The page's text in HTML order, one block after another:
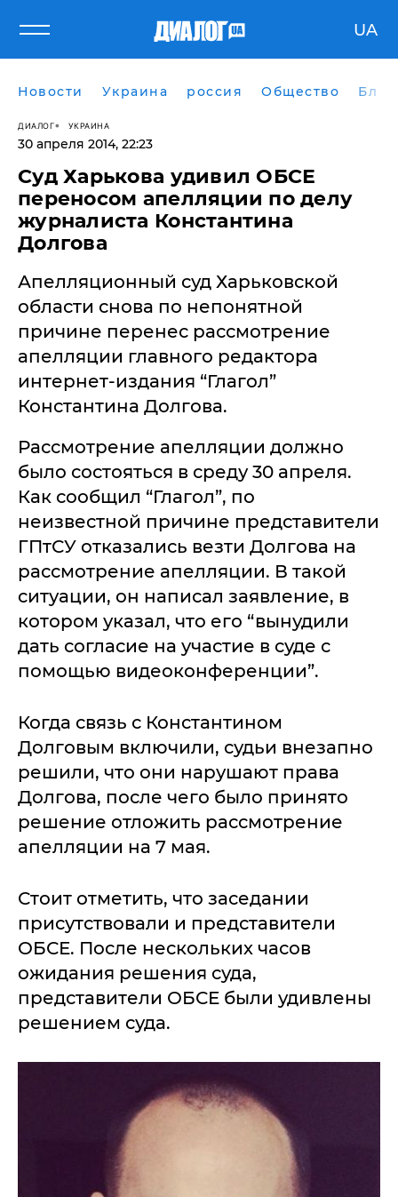
UA
Новости Украина россия Общество
ДИАЛОГ УКРАИНА
30 апреля 2014, 22:23
Суд Харькова удивил ОБСЕ
переносом апелляции по делу
журналиста Константина
Долгова
Апелляционный суд Харьковской
области снова по непонятной
причине перенес рассмотрение
апелляции главного редактора
интернет-издания “Глагол”
Константина Долгова.
Рассмотрение апелляции должно
было состояться в среду 30 апреля.
Как сообщил “Глагол”, по
неизвестной причине представители
ГПтСУ отказались везти Долгова на
рассмотрение апелляции. В такой
ситуации, он написал заявление, в
котором указал, что его “вынудили
дать согласие на участие в суде с
помощью видеоконференции”.
Когда связь с Константином
Долговым включили, судьи внезапно
решили, что они нарушают права
Долгова, после чего было принято
решение отложить рассмотрение
апелляции на 7 мая.
Стоит отметить, что заседании
присутствовали и представители
ОБСЕ. После нескольких часов
ожидания решения суда,
представители ОБСЕ были удивлены
решением суда.